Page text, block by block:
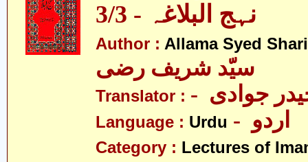
نہج البلاغہ - 3/3
Author : Allama Syed
سیّد شریف رضی
Translator : جوادی
Language : Urdu
Category : Lectures of